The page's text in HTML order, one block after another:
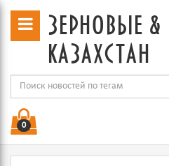
зерновые
казахстан
0